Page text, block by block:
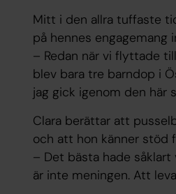
Mitt i den allra tuffaste
på hennes engagemang
– Redan när vi flyttade
blev bara tre barndop i
jag gick igenom den här
Clara berättar att
och att hon känner stöd
– Det bästa hade
är inte meningen. Att